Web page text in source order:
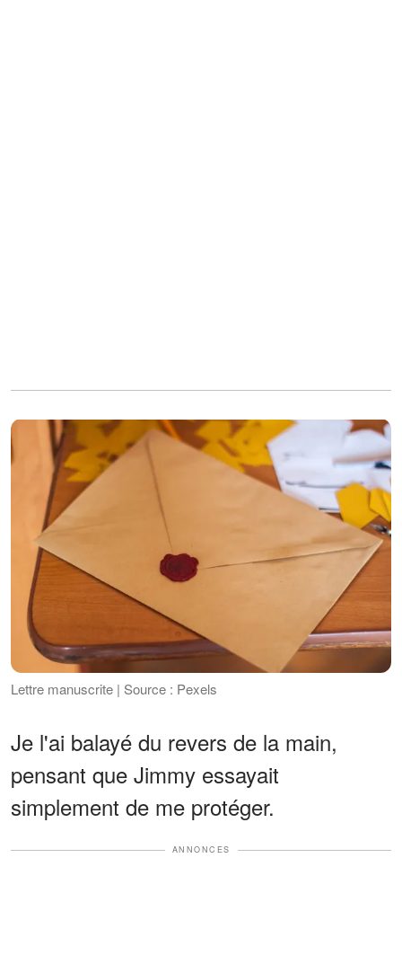
Lettre manuscrite | Source : Pexels
Je l'ai balayé du revers de la main,
pensant que Jimmy essayait
simplement de me protéger.
ANNONCES